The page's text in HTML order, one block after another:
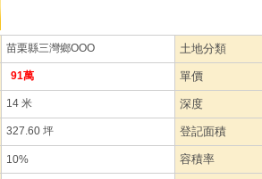
苗栗縣三灣鄉OOO 土地分類
91萬 單價
14 米 深度
327.60 坪 登記面積
10% 容積率